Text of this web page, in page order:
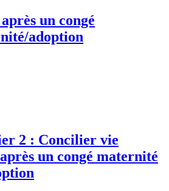
un congé
adoption
2 : Concilier vie
un congé maternité